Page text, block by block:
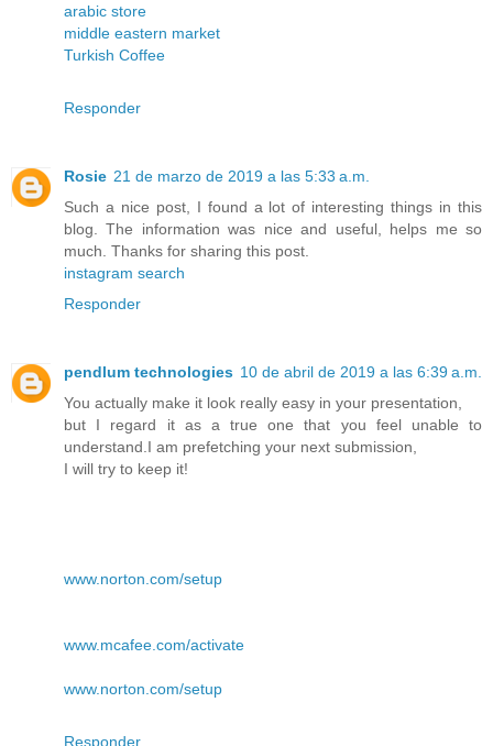
arabic store
middle eastern market
Turkish Coffee
Responder
Rosie 21 de marzo de 2019 a las 5:33 a.m.
Such a nice post, I found a lot of interesting things in this
blog. The information was nice and useful, helps me so
much. Thanks for sharing this post.
instagram search
Responder
pendlum technologies 10 de abril de 2019 a las 6:39 a.m.
You actually make it look really easy in your presentation,
but I regard it as a true one that you feel unable to
understand.I am prefetching your next submission,
I will try to keep it!
www.norton.com/setup
www.mcafee.com/activate
www.norton.com/setup
Responder